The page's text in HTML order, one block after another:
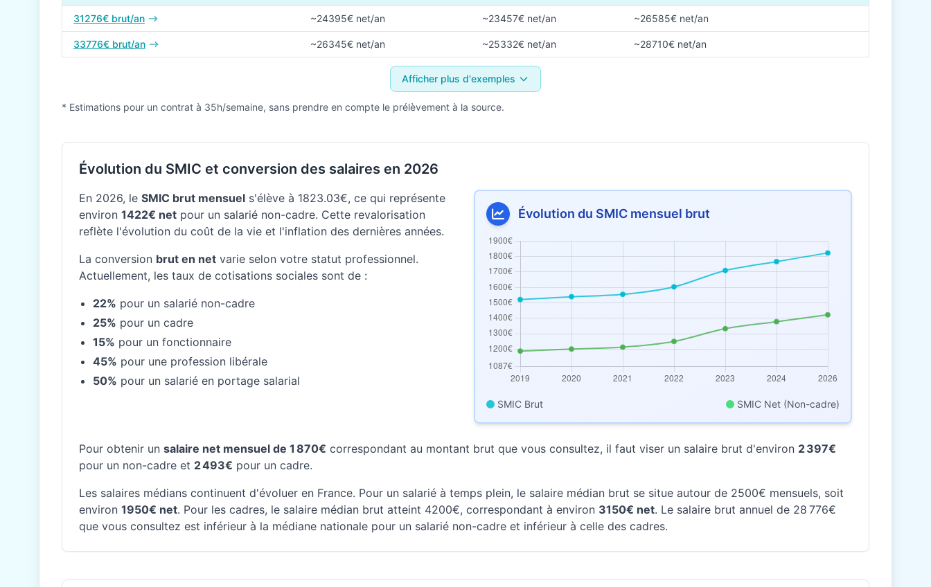
31276€ brut/an ~24395€ net/an ~23457€ net/an ~26585€ net/an
33776€ brut/an ~26345€ net/an ~25332€ net/an ~28710€ net/an
Afficher plus d'exemples
* Estimations pour un contrat à 35h/semaine, sans prendre en compte le prélèvement à la source.
Évolution du SMIC et conversion des salaires en 2026
En 2026, le SMIC brut mensuel s'élève à 1823.03€, ce qui représente
environ 1422€ net pour un salarié non-cadre. Cette revalorisation
reflète l'évolution du coût de la vie et l'inflation des dernières années.
La conversion brut en net varie selon votre statut professionnel.
Actuellement, les taux de cotisations sociales sont de :
22% pour un salarié non-cadre
25% pour un cadre
15% pour un fonctionnaire
45% pour une profession libérale
50% pour un salarié en portage salarial
Évolution du SMIC mensuel brut
SMIC Brut SMIC Net (Non-cadre)
Pour obtenir un salaire net mensuel de 1 870€ correspondant au montant brut que vous consultez, il faut viser un salaire brut d'environ 2 397€
pour un non-cadre et 2 493€ pour un cadre.
Les salaires médians continuent d'évoluer en France. Pour un salarié à temps plein, le salaire médian brut se situe autour de 2500€ mensuels, soit
environ 1950€ net. Pour les cadres, le salaire médian brut atteint 4200€, correspondant à environ 3150€ net. Le salaire brut annuel de 28 776€
que vous consultez est inférieur à la médiane nationale pour un salarié non-cadre et inférieur à celle des cadres.